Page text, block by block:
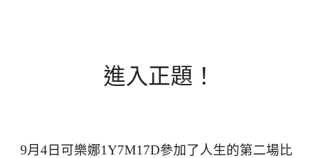
進入正題！
9月4日可樂娜1Y7M17D參加了人生的第二場比